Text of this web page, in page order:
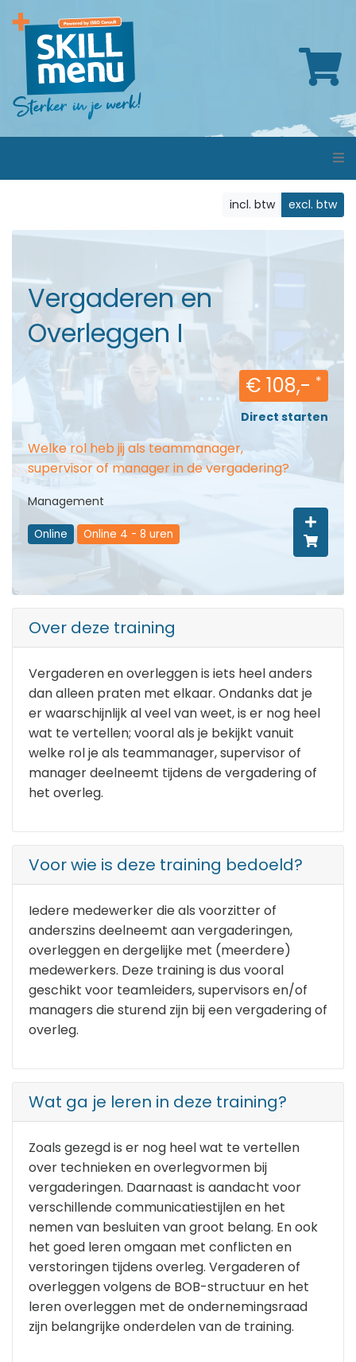
incl. btw excl. btw
Vergaderen en
Overleggen I
€ 108,- *
Direct starten
Welke rol heb jij als teammanager,
supervisor of manager in de vergadering?
Management
Online Online 4 - 8 uren
Over deze training
Vergaderen en overleggen is iets heel anders
dan alleen praten met elkaar. Ondanks dat je
er waarschijnlijk al veel van weet, is er nog heel
wat te vertellen; vooral als je bekijkt vanuit
welke rol je als teammanager, supervisor of
manager deelneemt tijdens de vergadering of
het overleg.
Voor wie is deze training bedoeld?
Iedere medewerker die als voorzitter of
anderszins deelneemt aan vergaderingen,
overleggen en dergelijke met (meerdere)
medewerkers. Deze training is dus vooral
geschikt voor teamleiders, supervisors en/of
managers die sturend zijn bij een vergadering of
overleg.
Wat ga je leren in deze training?
Zoals gezegd is er nog heel wat te vertellen
over technieken en overlegvormen bij
vergaderingen. Daarnaast is aandacht voor
verschillende communicatiestijlen en het
nemen van besluiten van groot belang. En ook
het goed leren omgaan met conflicten en
verstoringen tijdens overleg. Vergaderen of
overleggen volgens de BOB-structuur en het
leren overleggen met de ondernemingsraad
zijn belangrijke onderdelen van de training.